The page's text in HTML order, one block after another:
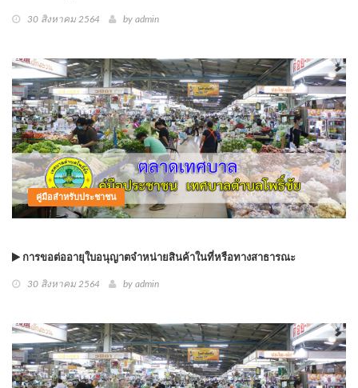
30 สิงหาคม 2564 by admin
คู่มือสำหรับประชาชน
การขอต่ออายุใบอนุญาตจำหน่ายสินค้าในที่หรือทางสาธารณะ
30 สิงหาคม 2564 by admin